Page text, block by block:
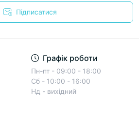
Підписатися
Графік роботи
Пн-пт - 09:00 - 18:00
Сб - 10:00 - 16:00
Нд - вихідний